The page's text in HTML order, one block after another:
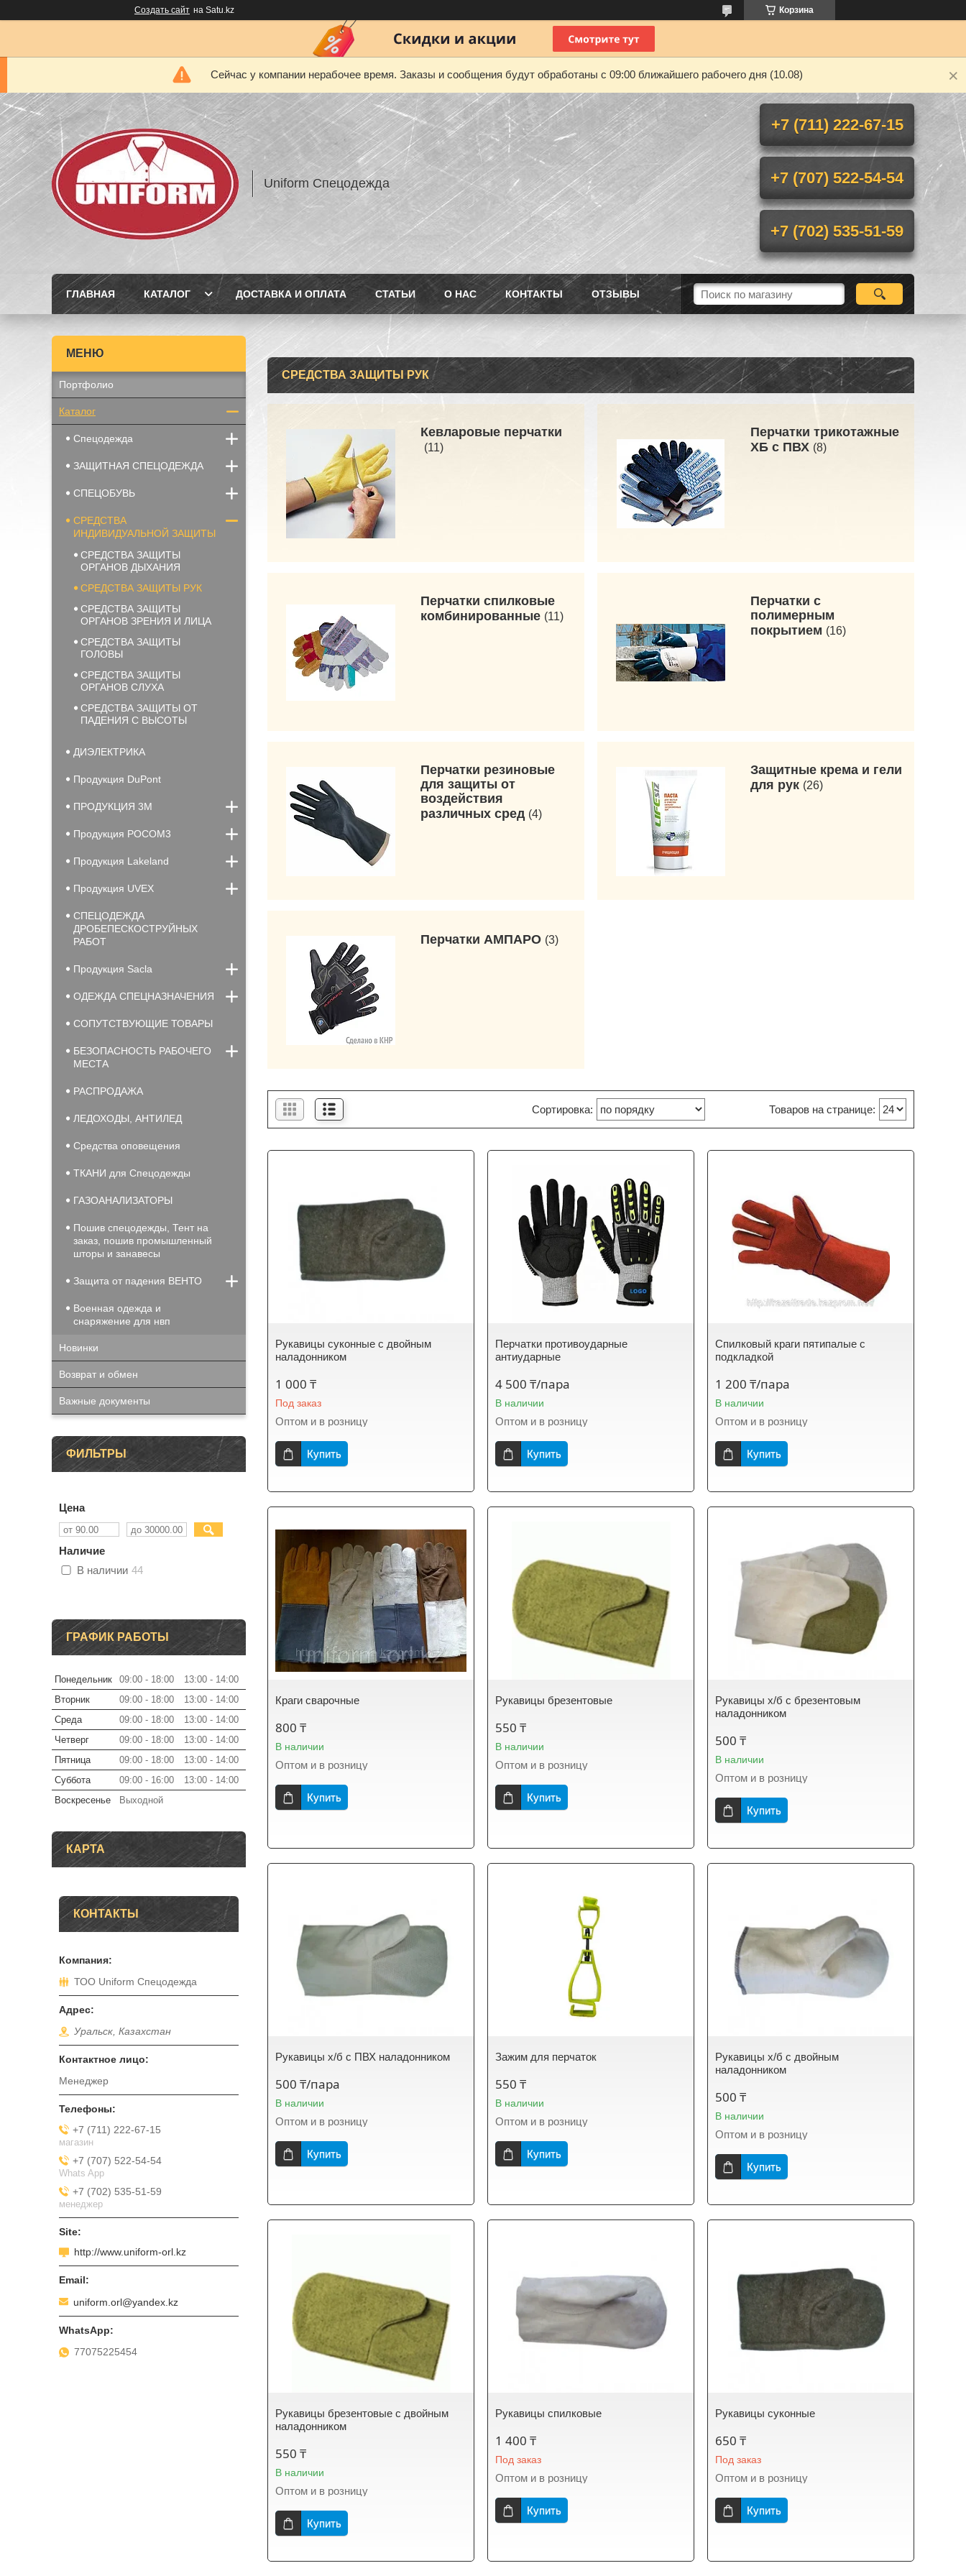
Создать сайт на Satu.kz Корзина
Сейчас у компании нерабочее время. Заказы и сообщения будут обработаны с 09:00 ближайшего рабочего дня (10.08)
Uniform Спецодежда
+7 (711) 222-67-15
+7 (707) 522-54-54
+7 (702) 535-51-59
ГЛАВНАЯ КАТАЛОГ ДОСТАВКА И ОПЛАТА СТАТЬИ О НАС КОНТАКТЫ ОТЗЫВЫ
СРЕДСТВА ЗАЩИТЫ РУК
Кевларовые перчатки
11
Перчатки трикотажные
ХБ с ПВХ 8
Перчатки спилковые
комбинированные
11
Перчатки с
полимерным
покрытием
16
Перчатки резиновые
для защиты от
воздействия
различных сред 4
Защитные крема и гели
для рук
26
Перчатки АМПАРО 3
Рукавицы суконные с двойным
наладонником
1 000 ₸
Под заказ
Оптом и в розницу
Купить
Перчатки противоударные
антиударные
4 500 ₸/пара
В наличии
Оптом и в розницу
Купить
Спилковый краги пятипалые с
подкладкой
1 200 ₸/пара
В наличии
Оптом и в розницу
Купить
Краги сварочные
800 ₸
В наличии
Оптом и в розницу
Купить
Рукавицы брезентовые
550 ₸
В наличии
Оптом и в розницу
Купить
Рукавицы х/б с брезентовым
наладонником
500 ₸
В наличии
Оптом и в розницу
Купить
Рукавицы х/б с ПВХ наладонником
500 ₸/пара
В наличии
Оптом и в розницу
Купить
Зажим для перчаток
550 ₸
В наличии
Оптом и в розницу
Купить
Рукавицы х/б с двойным
наладонником
500 ₸
В наличии
Оптом и в розницу
Купить
Рукавицы брезентовые с двойным
наладонником
550 ₸
В наличии
Оптом и в розницу
Купить
Рукавицы спилковые
1 400 ₸
Под заказ
Оптом и в розницу
Купить
Рукавицы суконные
650 ₸
Под заказ
Оптом и в розницу
Купить
Портфолио
Каталог
Спецодежда
ЗАЩИТНАЯ СПЕЦОДЕЖДА
СПЕЦОБУВЬ
СРЕДСТВА
ИНДИВИДУАЛЬНОЙ ЗАЩИТЫ
СРЕДСТВА ЗАЩИТЫ
ОРГАНОВ ДЫХАНИЯ
СРЕДСТВА ЗАЩИТЫ РУК
СРЕДСТВА ЗАЩИТЫ
ОРГАНОВ ЗРЕНИЯ И ЛИЦА
СРЕДСТВА ЗАЩИТЫ
ГОЛОВЫ
СРЕДСТВА ЗАЩИТЫ
ОРГАНОВ СЛУХА
СРЕДСТВА ЗАЩИТЫ ОТ
ПАДЕНИЯ С ВЫСОТЫ
ДИЭЛЕКТРИКА
Продукция DuPont
ПРОДУКЦИЯ 3М
Продукция РОСОМ3
Продукция Lakeland
Продукция UVEX
СПЕЦОДЕЖДА
ДРОБЕПЕСКОСТРУЙНЫХ
РАБОТ
Продукция Sacla
ОДЕЖДА СПЕЦНАЗНАЧЕНИЯ
СОПУТСТВУЮЩИЕ ТОВАРЫ
БЕЗОПАСНОСТЬ РАБОЧЕГО
МЕСТА
РАСПРОДАЖА
ЛЕДОХОДЫ, АНТИЛЕД
Средства оповещения
ТКАНИ для Спецодежды
ГАЗОАНАЛИЗАТОРЫ
Пошив спецодежды, Тент на
заказ, пошив промышленный
шторы и занавесы
Защита от падения ВЕНТО
Военная одежда и
снаряжение для нвп
Новинки
Возврат и обмен
Важные документы
ФИЛЬТРЫ
Цена
Наличие
В наличии 44
ГРАФИК РАБОТЫ
Понедельник 09:00 18:00 13:00
14:00
Вторник
09:00 18:00 13:00
14:00
Среда
09:00 18:00 13:00
14:00
Четверг
09:00 18:00 13:00
14:00
Пятница
09:00 18:00 13:00
14:00
Суббота
09:00 16:00 13:00
14:00
Воскресенье
Выходной
КАРТА
КОНТАКТЫ
ТОО Uniform Спецодежда
Уральск, Казахстан
Менеджер
+7 (711) 222-67-15
магазин
+7 (707) 522-54-54
Whats App
+7 (702) 535-51-59
менеджер
http://www.uniform-orl.kz
uniform.orl@yandex.kz
77075225454